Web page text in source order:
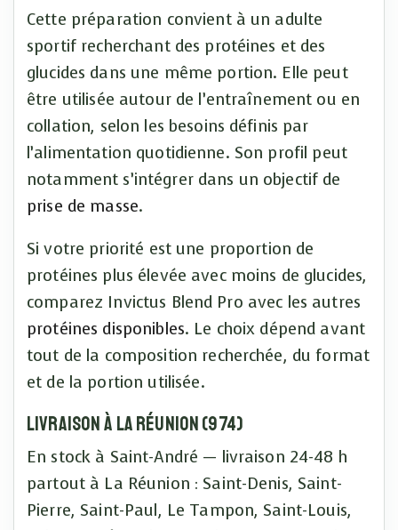
Cette préparation convient à un adulte
sportif recherchant des protéines et des
glucides dans une même portion. Elle peut
être utilisée autour de l’entraînement ou en
collation, selon les besoins définis par
l’alimentation quotidienne. Son profil peut
notamment s’intégrer dans un objectif de
prise de masse.
Si votre priorité est une proportion de
protéines plus élevée avec moins de glucides,
comparez Invictus Blend Pro avec les autres
protéines disponibles. Le choix dépend avant
tout de la composition recherchée, du format
et de la portion utilisée.
Livraison à La Réunion (974)
En stock à Saint-André — livraison 24-48 h
partout à La Réunion : Saint-Denis, Saint-
Pierre, Saint-Paul, Le Tampon, Saint-Louis,